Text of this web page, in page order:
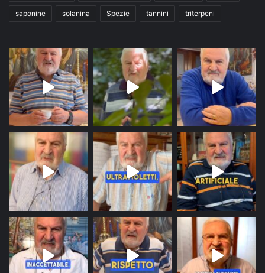
saponine solanina Spezie tannini triterpeni